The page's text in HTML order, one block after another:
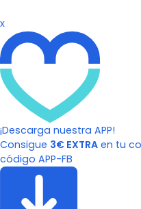
x
¡Descarga nuestra APP!
Consigue 3€ EXTRA en tu
código APP-FB